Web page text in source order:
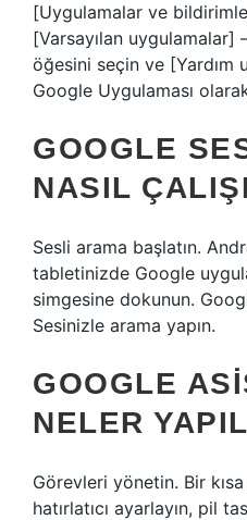
[Uygulamalar ve
[Varsayılan uygulamalar]
öğesini seçin ve [Yardım
Google Uygulaması
GOOGLE
NASIL
Sesli arama başlatın.
tabletinizde Google
simgesine dokunun.
Sesinizle arama yapın.
GOOGLE
NELER
Görevleri yönetin. Bir
hatırlatıcı ayarlayın, pil